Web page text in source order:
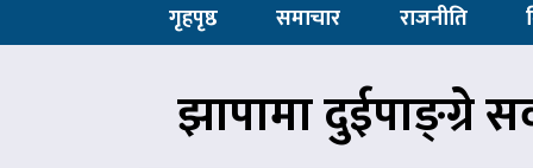
गृहपृष्ठ समाचार राजनीति
झापामा दुईपाङ्ग्रे